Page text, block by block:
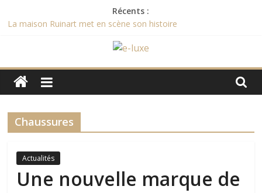
au
Récents :
La maison Ruinart met en scène son histoire
Vertus
Et le Bocuse d’Or 2017 est remporté par …
2017
e-
luxe
L'actualité
du
luxe
Chaussures
Actualités
Une nouvelle marque de